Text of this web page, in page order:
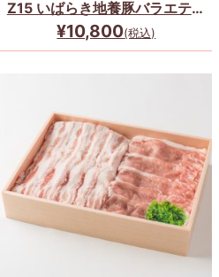
Z15 いばらき地養豚バラエティ
ーセット
¥10,800(税込)